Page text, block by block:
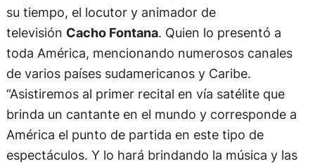
su tiempo, el locutor y animador de
televisión Cacho Fontana. Quien lo presentó a
toda América, mencionando numerosos canales
de varios países sudamericanos y Caribe.
“Asistiremos al primer recital en vía satélite que
brinda un cantante en el mundo y corresponde a
América el punto de partida en este tipo de
espectáculos. Y lo hará brindando la música y las